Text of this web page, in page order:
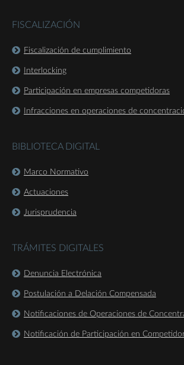
FISCALIZACIÓN
Fiscalización de cumplimiento
Interlocking
Participación en empresas competidoras
Infracciones en operaciones de
BIBLIOTECA DIGITAL
Marco Normativo
Actuaciones
Jurisprudencia
TRÁMITES DIGITALES
Denuncia Electrónica
Postulación a Delación Compensada
Notificaciones de Operaciones de
Notificación de Participación en